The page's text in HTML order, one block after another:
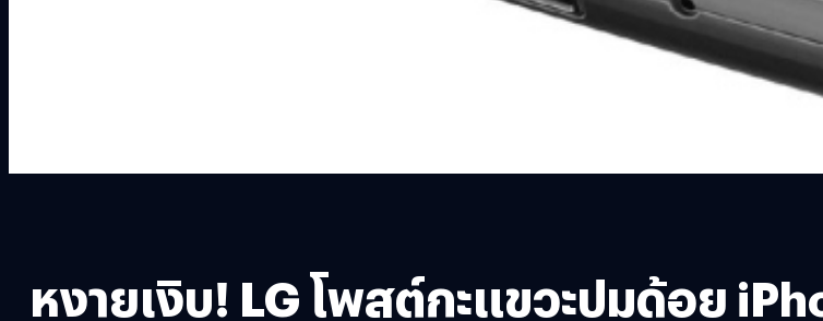
หงายเงิบ! LG โพสต์กะแขวะปมด้อย